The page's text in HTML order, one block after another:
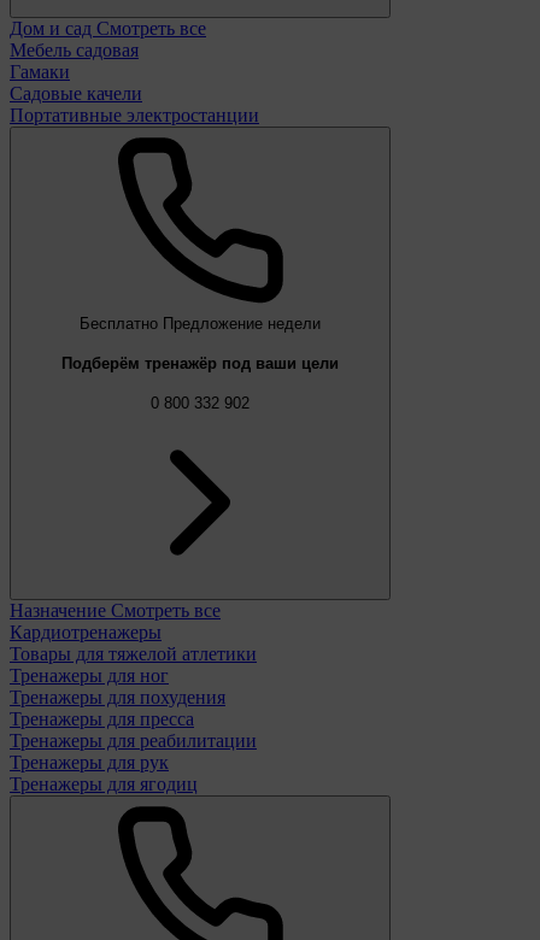
Дом и сад Смотреть все
Мебель садовая
Гамаки
Садовые качели
Портативные электростанции
Бесплатно Предложение недели
Подберём тренажёр под ваши цели
0 800 332 902
Назначение Смотреть все
Кардиотренажеры
Товары для тяжелой атлетики
Тренажеры для ног
Тренажеры для похудения
Тренажеры для пресса
Тренажеры для реабилитации
Тренажеры для рук
Тренажеры для ягодиц